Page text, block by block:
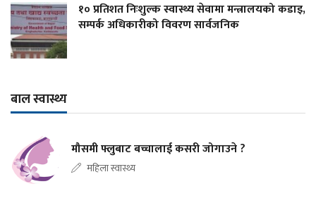
१० प्रतिशत निःशुल्क स्वास्थ्य सेवामा मन्त्रालयको कडाइ,
सम्पर्क अधिकारीको विवरण सार्वजनिक
बाल स्वास्थ्य
मौसमी फ्लुबाट बच्चालाई कसरी जोगाउने ?
महिला स्वास्थ्य